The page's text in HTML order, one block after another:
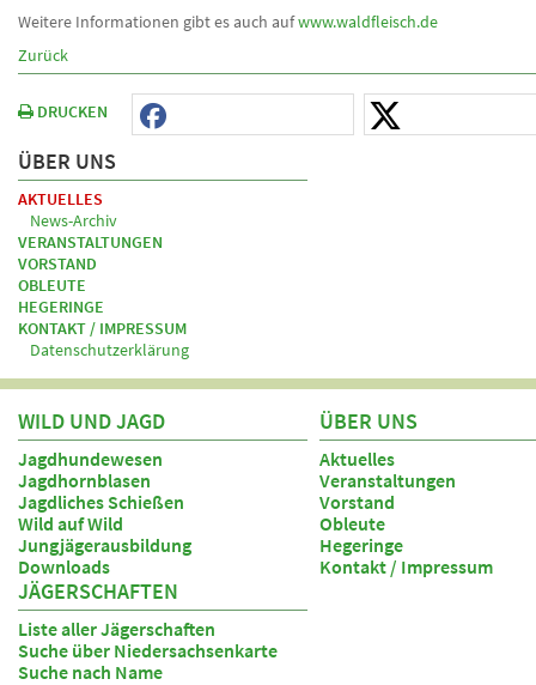
Weitere Informationen gibt es auch aufwww.waldfleisch.de
Zurück
DRUCKEN
ÜBER UNS
AKTUELLES
News-Archiv
VERANSTALTUNGEN
VORSTAND
OBLEUTE
HEGERINGE
KONTAKT / IMPRESSUM
Datenschutzerklärung
WILD UND JAGD
Jagdhundewesen
Jagdhornblasen
Jagdliches Schießen
Wild auf Wild
Jungjägerausbildung
Downloads
ÜBER UNS
Aktuelles
Veranstaltungen
Vorstand
Obleute
Hegeringe
Kontakt / Impressum
JÄGERSCHAFTEN
Liste aller Jägerschaften
Suche über Niedersachsenkarte
Suche nach Name